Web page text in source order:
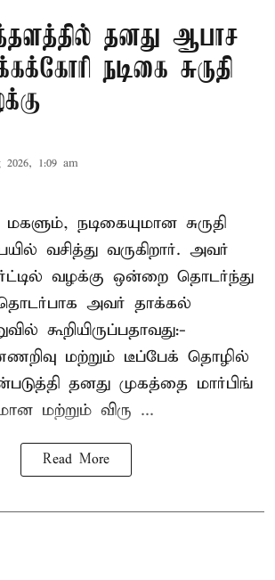
தனது ஆபாச
நடிகை சுருதி
2026, 1:09 am
நடிகையுமான சுருதி
வசித்து வருகிறார். அவர்
வழக்கு ஒன்றை தொடர்ந்து
அவர் தாக்கல்
கூறியிருப்பதாவது:-
மற்றும் டீப்பேக் தொழில்
தனது முகத்தை மார்பிங்
மற்றும் விரு ...
Read More